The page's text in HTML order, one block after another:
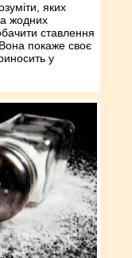
яких
жодних
ставлення
покаже своє
у